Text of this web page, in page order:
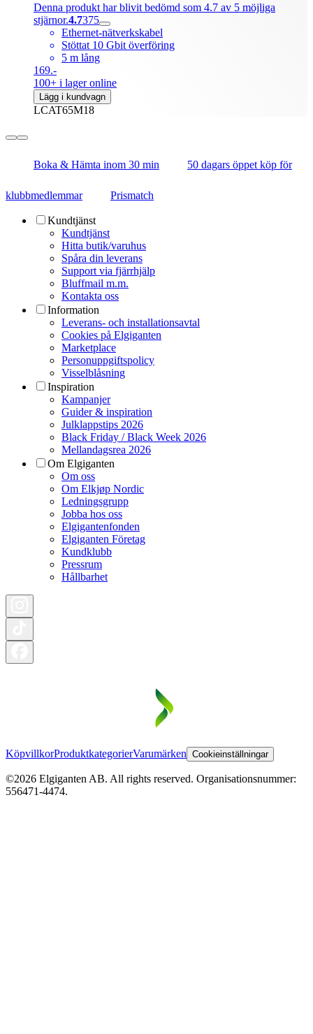
Denna produkt har blivit bedömd som 4.7 av 5 möjliga
stjärnor.4.7375
Ethernet-nätverkskabel
Stöttat 10 Gbit överföring
5 m lång
169.-
100+ i lager online
Lägg i kundvagn
LCAT65M18
Boka & Hämta inom 30 min 50 dagars öppet köp för
klubbmedlemmar Prismatch
Kundtjänst
Kundtjänst
Hitta butik/varuhus
Spåra din leverans
Support via fjärrhjälp
Bluffmail m.m.
Kontakta oss
Information
Leverans- och installationsavtal
Cookies på Elgiganten
Marketplace
Personuppgiftspolicy
Visselblåsning
Inspiration
Kampanjer
Guider & inspiration
Julklappstips 2026
Black Friday / Black Week 2026
Mellandagsrea 2026
Om Elgiganten
Om oss
Om Elkjøp Nordic
Ledningsgrupp
Jobba hos oss
Elgigantenfonden
Elgiganten Företag
Kundklubb
Pressrum
Hållbarhet
KöpvillkorProduktkategorierVarumärken Cookieinställningar
©2026 Elgiganten AB. All rights reserved. Organisationsnummer:
556471-4474.